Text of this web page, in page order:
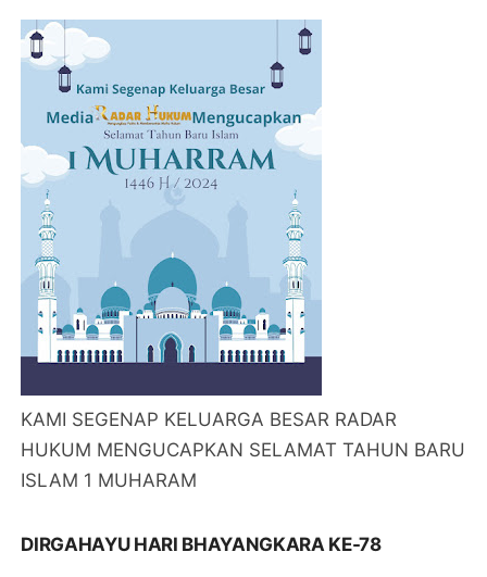
KAMI SEGENAP KELUARGA BESAR RADAR
HUKUM MENGUCAPKAN SELAMAT TAHUN BARU
ISLAM 1 MUHARAM
DIRGAHAYU HARI BHAYANGKARA KE-78